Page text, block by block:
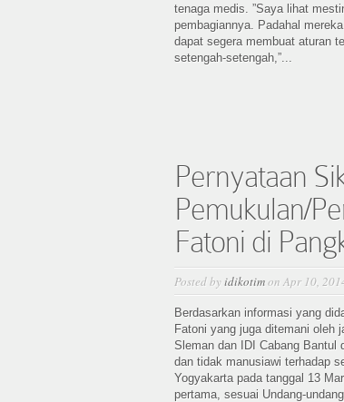
tenaga medis. ”Saya lihat
pembagiannya. Padahal
dapat segera membuat aturan
setengah-setengah,”...
Pernyataan
Pemukulan/
Fatoni di
Posted byidikotimon Apr 10,
Berdasarkan informasi yang
Fatoni yang juga ditemani oleh
Sleman dan IDI Cabang Bantul
dan tidak manusiawi terhadap
Yogyakarta pada tanggal 13
pertama, sesuai Undang-